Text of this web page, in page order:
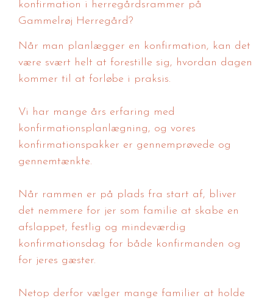
konfirmation i herregårdsrammer på
Gammelrøj Herregård?
Når man planlægger en konfirmation, kan det
være svært helt at forestille sig, hvordan dagen
kommer til at forløbe i praksis.
Vi har mange års erfaring med
konfirmationsplanlægning, og vores
konfirmationspakker er gennemprøvede og
gennemtænkte.
Når rammen er på plads fra start af, bliver
det nemmere for jer som familie at skabe en
afslappet, festlig og mindeværdig
konfirmationsdag for både konfirmanden og
for jeres gæster.
Netop derfor vælger mange familier at holde